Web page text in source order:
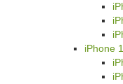
iPhone